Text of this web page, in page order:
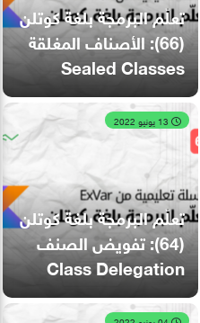
تعلّم البرمجة بلغة كوتلن
(66): الأصناف المغلقة
Sealed Classes
تعلّم البرمجة بلغة كوتلن
(64): تفويض الصنف
Class Delegation